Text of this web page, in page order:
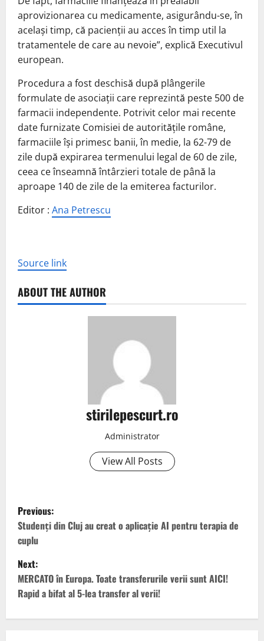
aprovizionarea cu medicamente, asigurându-se, în
același timp, că pacienții au acces în timp util la
tratamentele de care au nevoie”, explică Executivul
european.
Procedura a fost deschisă după plângerile
formulate de asociații care reprezintă peste 500 de
farmacii independente. Potrivit celor mai recente
date furnizate Comisiei de autoritățile române,
farmaciile își primesc banii, în medie, la 62-79 de
zile după expirarea termenului legal de 60 de zile,
ceea ce înseamnă întârzieri totale de până la
aproape 140 de zile de la emiterea facturilor.
Editor : Ana Petrescu
Source link
ABOUT THE AUTHOR
stirilepescurt.ro
Administrator
View All Posts
P
o
s
t
n
Previous:
Studenți din Cluj au creat o aplicație AI pentru terapia de
cuplu
Next:
MERCATO în Europa. Toate transferurile verii sunt AICI!
Rapid a bifat al 5-lea transfer al verii!